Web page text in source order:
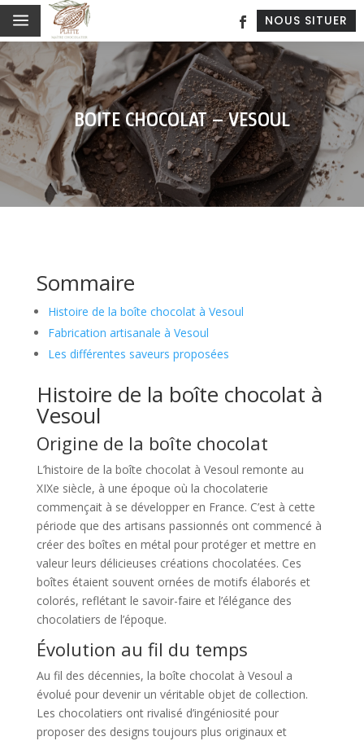
a NOUS SITUER
BOITE CHOCOLAT – VESOUL
Sommaire
Histoire de la boîte chocolat à Vesoul
Fabrication artisanale à Vesoul
Les différentes saveurs proposées
Histoire de la boîte chocolat à
Vesoul
Origine de la boîte chocolat
L’histoire de la boîte chocolat à Vesoul remonte au
XIXe siècle, à une époque où la chocolaterie
commençait à se développer en France. C’est à cette
période que des artisans passionnés ont commencé à
créer des boîtes en métal pour protéger et mettre en
valeur leurs délicieuses créations chocolatées. Ces
boîtes étaient souvent ornées de motifs élaborés et
colorés, reflétant le savoir-faire et l’élégance des
chocolatiers de l’époque.
Évolution au fil du temps
Au fil des décennies, la boîte chocolat à Vesoul a
évolué pour devenir un véritable objet de collection.
Les chocolatiers ont rivalisé d’ingéniosité pour
proposer des designs toujours plus originaux et